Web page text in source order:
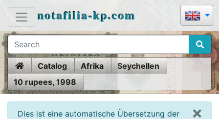
notafilia-kp.com
HomeCatalog Afrika
Seychellen
10 rupees, 1998
Dies ist eine automatische Übersetzung der